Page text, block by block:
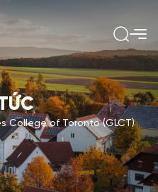
College of Toronto (GLCT)